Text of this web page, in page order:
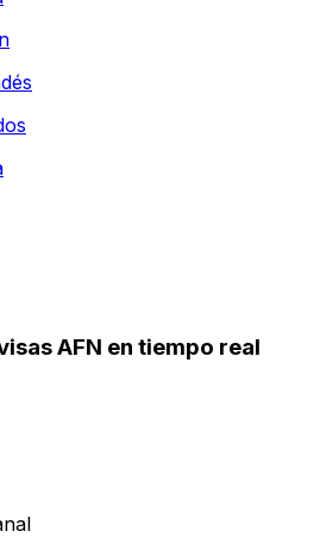
AFN en tiempo real